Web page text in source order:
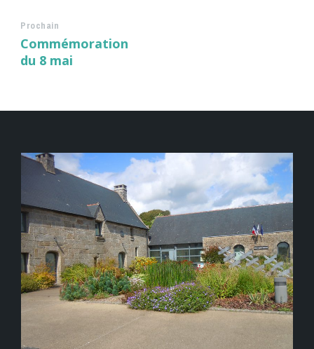
Prochain
Commémoration
du 8 mai